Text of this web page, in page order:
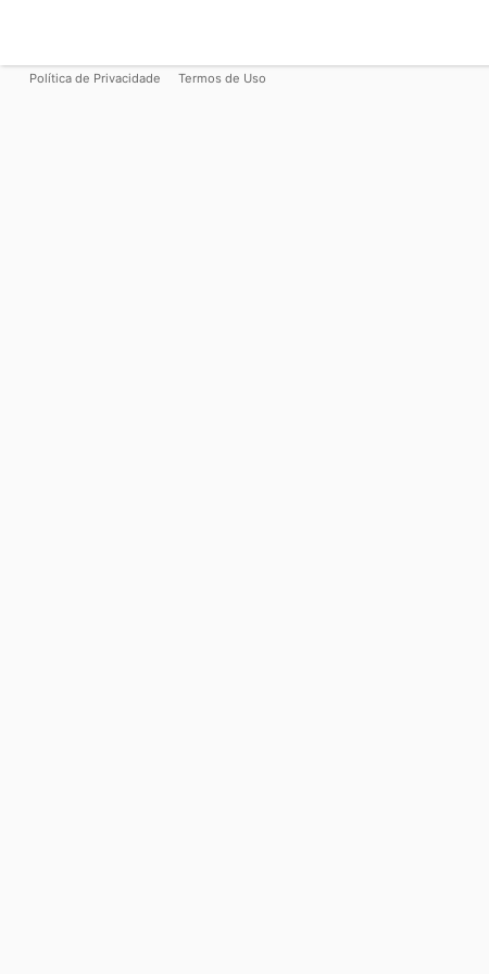
Política de Privacidade Termos de Uso